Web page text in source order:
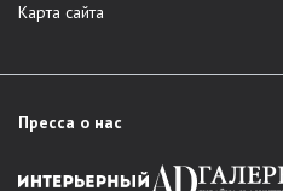
Карта сайта
Пресса о нас